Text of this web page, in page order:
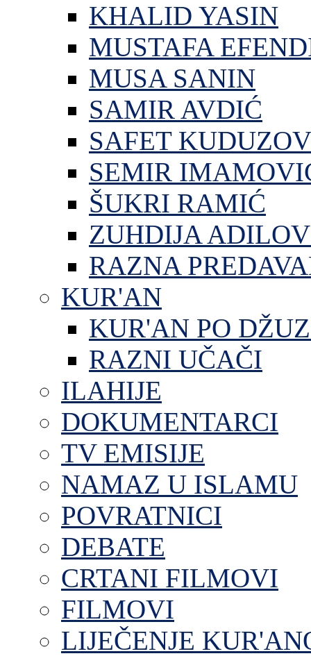
KHALID YASIN
MUSTAFA
MUSA SANIN
SAMIR AVDIĆ
SAFET
SEMIR
ŠUKRI RAMIĆ
ZUHDIJA
RAZNA
KUR'AN
KUR'AN PO
RAZNI UČAČI
ILAHIJE
DOKUMENTARCI
TV EMISIJE
NAMAZ U ISLAMU
POVRATNICI
DEBATE
CRTANI FILMOVI
FILMOVI
LIJEČENJE